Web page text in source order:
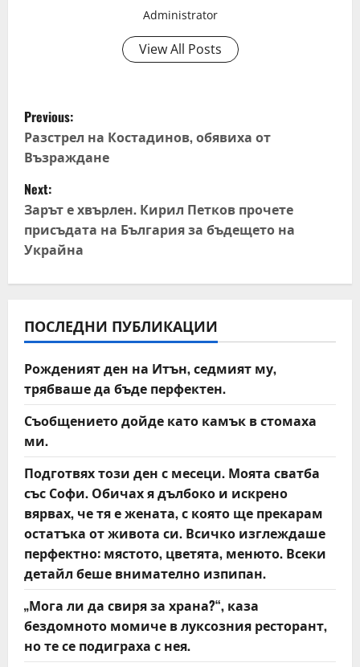
Administrator
View All Posts
P
o
s
t
n
a
v
i
g
a
t
i
o
n
Previous:
Разстрел на Костадинов, обявиха от
Възраждане
Next:
Зарът е хвърлен. Кирил Петков прочете
присъдата на България за бъдещето на
Украйна
ПОСЛЕДНИ ПУБЛИКАЦИИ
Рожденият ден на Итън, седмият му,
трябваше да бъде перфектен.
Съобщението дойде като камък в стомаха
ми.
Подготвях този ден с месеци. Моята сватба
със Софи. Обичах я дълбоко и искрено
вярвах, че тя е жената, с която ще прекарам
остатъка от живота си. Всичко изглеждаше
перфектно: мястото, цветята, менюто. Всеки
детайл беше внимателно изпипан.
„Мога ли да свиря за храна?“, каза
бездомното момиче в луксозния ресторант,
но те се подиграха с нея.